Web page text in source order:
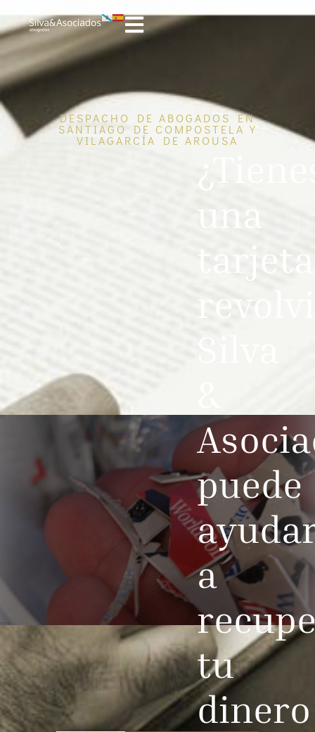
DESPACHO DE ABOGADOS EN
SANTIAGO DE COMPOSTELA Y
VILAGARCÍA DE AROUSA
una
tarjeta
Silva
puede
a
tu
dinero